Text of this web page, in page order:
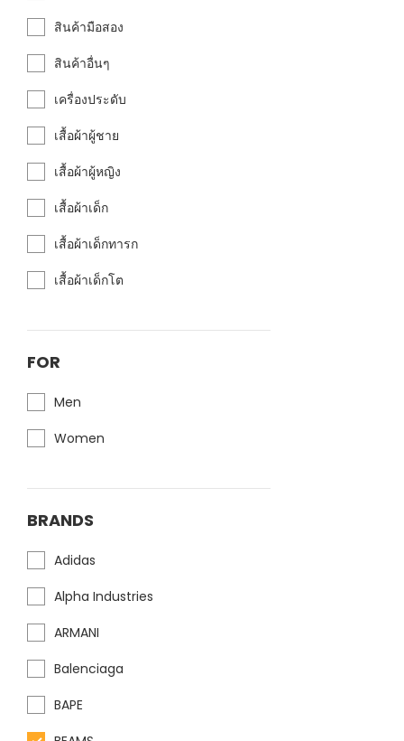
สินค้ามือสอง
สินค้าอื่นๆ
เครื่องประดับ
เสื้อผ้าผู้ชาย
เสื้อผ้าผู้หญิง
เสื้อผ้าเด็ก
เสื้อผ้าเด็กทารก
เสื้อผ้าเด็กโต
FOR
Men
Women
BRANDS
Adidas
Alpha Industries
ARMANI
Balenciaga
BAPE